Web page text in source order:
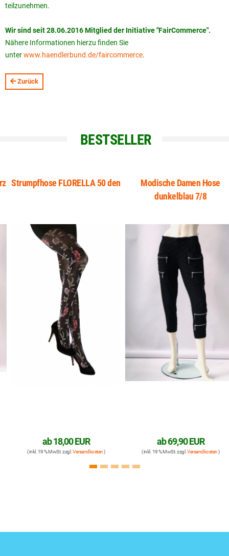
teilzunehmen.
Wir sind seit28.06.2016Mitglied der Initiative "FairCommerce".
Nähere Informationen hierzu finden Sie
unterwww.haendlerbund.de/faircommerce.
Zurück
BESTSELLER
Strumpfhose FLORELLA 50 den
ab18,00 EUR
( inkl. 19 % MwSt. zzgl.Versandkosten)
Modische Damen Hose
dunkelblau 7/8
ab69,90 EUR
( inkl. 19 % MwSt. zzgl.Versandkosten)